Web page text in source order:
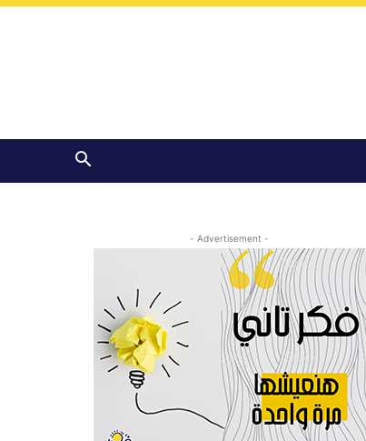
- Advertisement -